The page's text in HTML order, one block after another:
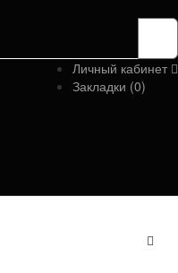
Личный кабинет
Закладки (0)